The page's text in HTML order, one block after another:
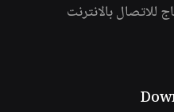
للاتصال بالانترنت